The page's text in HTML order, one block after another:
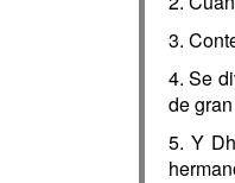
3.
4. Se
de
5. Y